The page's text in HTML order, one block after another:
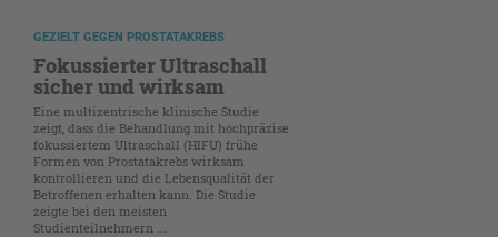
GEZIELT GEGEN PROSTATAKREBS
Fokussierter Ultraschall
sicher und wirksam
Eine multizentrische klinische Studie
zeigt, dass die Behandlung mit hochpräzise
fokussiertem Ultraschall (HIFU) frühe
Formen von Prostatakrebs wirksam
kontrollieren und die Lebensqualität der
Betroffenen erhalten kann. Die Studie
zeigte bei den meisten
Studienteilnehmern ...